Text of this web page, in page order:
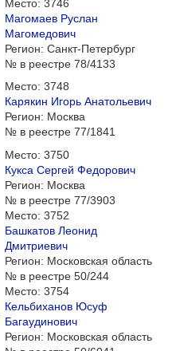
Место: 3746
Магомаев Руслан
Магомедович
Регион: Санкт-Петербург
№ в реестре 78/4133
Место: 3748
Карякин Игорь Анатольевич
Регион: Москва
№ в реестре 77/1841
Место: 3750
Кукса Сергей Федорович
Регион: Москва
№ в реестре 77/3903
Место: 3752
Башкатов Леонид
Дмитриевич
Регион: Московская область
№ в реестре 50/244
Место: 3754
Кельбиханов Юсуф
Багаудинович
Регион: Московская область